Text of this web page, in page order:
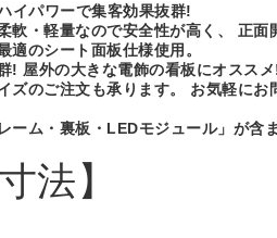
イパワーで集客効果抜群!
軟・軽量なので安全性が高く、 正
適のシート面板仕様使用。
! 屋外の大きな電飾の看板にオスス
ズのご注文も承ります。 お気軽に
ム・裏板・LEDモジュール」が含
法】